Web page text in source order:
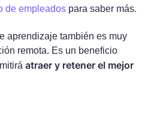
de empleados para saber más.
aprendizaje también es muy
remota. Es un beneficio
atraer y retener el mejor